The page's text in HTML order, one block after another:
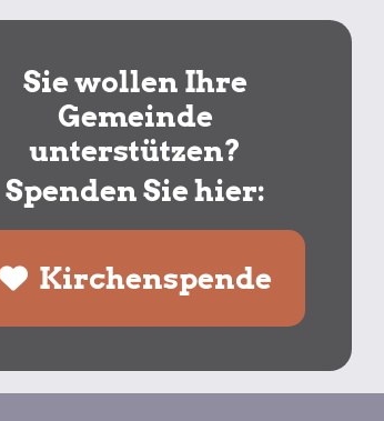
Sie wollen Ihre
Gemeinde
unterstützen?
Spenden Sie hier:
Kirchenspende